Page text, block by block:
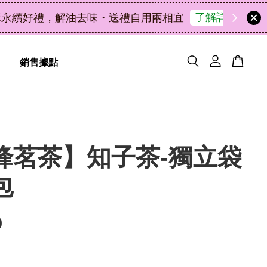
49
天
3
小時
59
分鐘
46
秒
銷售據點
茗茶】知子茶-獨立袋